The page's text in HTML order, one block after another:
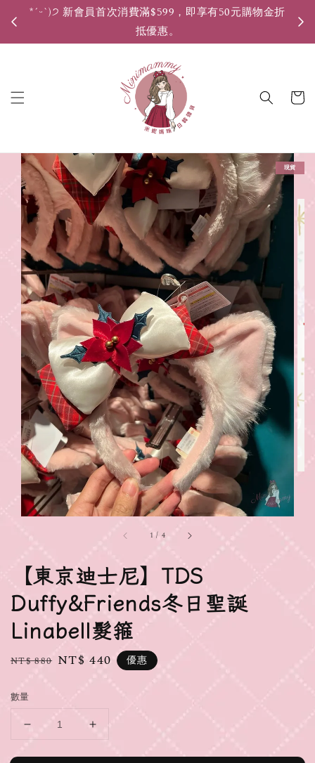
*ˊᵕˋ)੭ 新會員首次消費滿$599，即享有50元購物金折
抵優惠。
1 / 4
現貨
【東京迪士尼】TDS
Duffy&Friends冬日聖誕
Linabell髮箍
Regular
NT$ 880 Sale
NT$ 440 優惠
數量